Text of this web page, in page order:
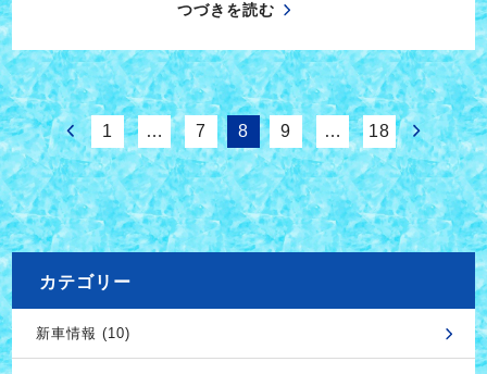
つづきを読む
1 … 7 8 9 … 18
カテゴリー
新車情報 (10)